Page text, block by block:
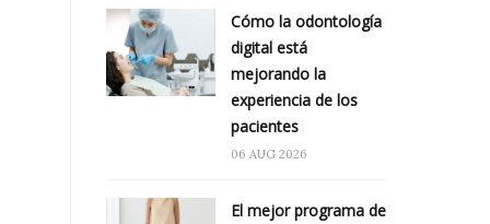
Cómo la odontología
digital está
mejorando la
experiencia de los
pacientes
06 AUG 2026
El mejor programa de